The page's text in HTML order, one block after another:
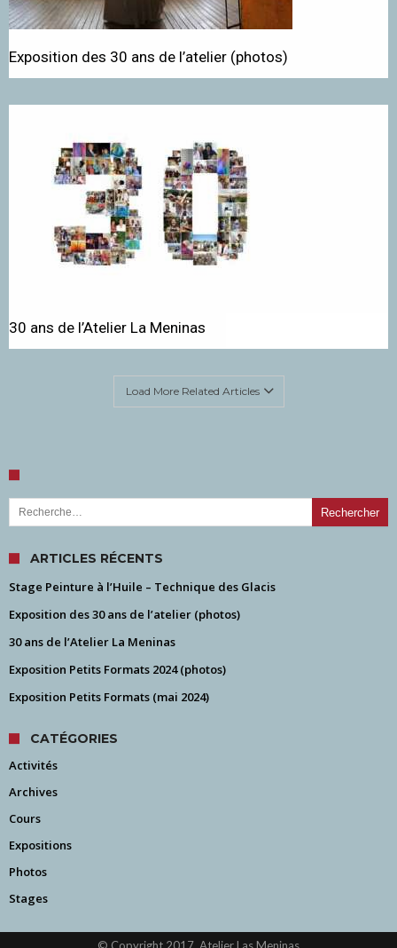
Exposition des 30 ans de l’atelier (photos)
30 ans de l’Atelier La Meninas
Load More Related Articles
Rechercher :
ARTICLES RÉCENTS
Stage Peinture à l’Huile – Technique des Glacis
Exposition des 30 ans de l’atelier (photos)
30 ans de l’Atelier La Meninas
Exposition Petits Formats 2024 (photos)
Exposition Petits Formats (mai 2024)
CATÉGORIES
Activités
Archives
Cours
Expositions
Photos
Stages